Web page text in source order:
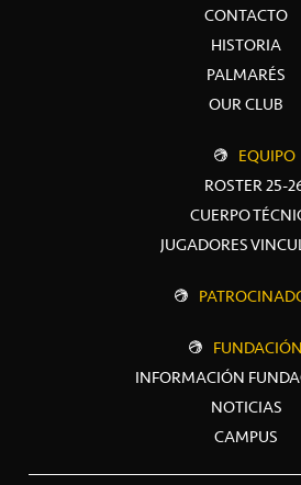
CONTACTO
HISTORIA
PALMARÉS
OUR CLUB
EQUIPO
ROSTER 25-
CUERPO
JUGADORES
FUNDACIÓN
INFORMACIÓN
NOTICIAS
CAMPUS